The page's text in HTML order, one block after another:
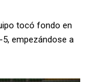
tocó fondo en
empezándose a